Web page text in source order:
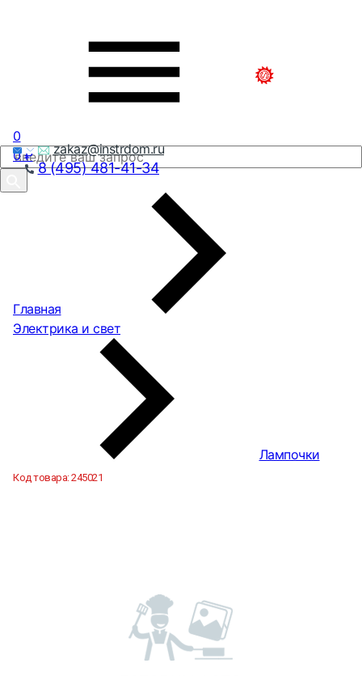
zakaz@instrdom.ru
8 (495) 481-41-34
0
0₽
Главная
Электрика и свет
Лампочки
Код товара:245021